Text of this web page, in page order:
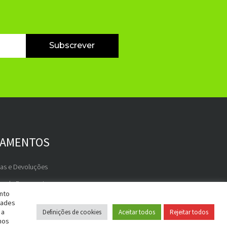
Subscrever
e Devoluções
de Pagamento
Definições de cookies Aceitar todos Rejeitar todos